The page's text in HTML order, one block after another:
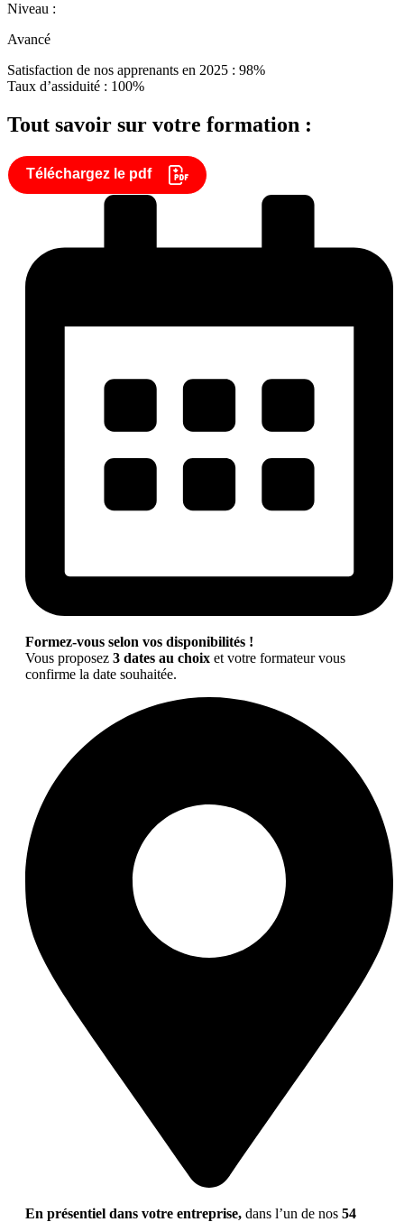
Niveau :
Avancé
Satisfaction de nos apprenants en 2025 : 98%
Taux d’assiduité : 100%
Tout savoir sur votre formation :
Téléchargez le pdf
Formez-vous selon vos disponibilités !
Vous proposez 3 dates au choix et votre formateur vous
confirme la date souhaitée.
En présentiel dans votre entreprise, dans l’un de nos 54